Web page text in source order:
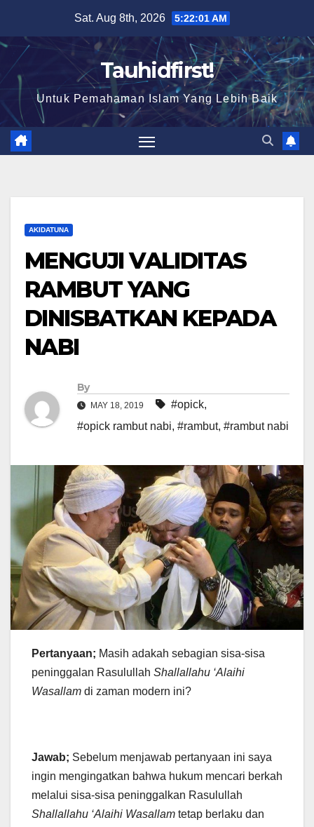
content
Sat. Aug 8th, 2026 5:22:02 AM
Tauhidfirst!
Untuk Pemahaman Islam Yang Lebih Baik
AKIDATUNA
MENGUJI VALIDITAS
RAMBUT YANG
DINISBATKAN KEPADA
NABI
By
MAY 18, 2019 #opick,
#opick rambut nabi, #rambut, #rambut nabi
Pertanyaan; Masih adakah sebagian sisa-sisa
peninggalan Rasulullah Shallallahu ‘Alaihi
Wasallam di zaman modern ini?
Jawab; Sebelum menjawab pertanyaan ini saya
ingin mengingatkan bahwa hukum mencari berkah
melalui sisa-sisa peninggalkan Rasulullah
Shallallahu ‘Alaihi Wasallam tetap berlaku dan